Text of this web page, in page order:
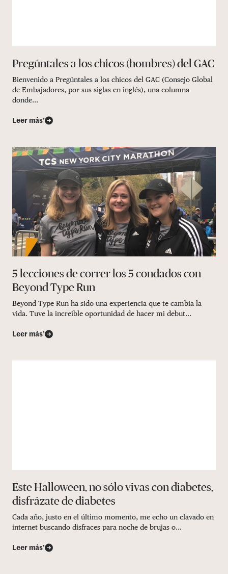
Pregúntales a los chicos (hombres) del GAC
Bienvenido a Pregúntales a los chicos del GAC (Consejo Global
de Embajadores, por sus siglas en inglés), una columna
donde...
Leer más’
5 lecciones de correr los 5 condados con
Beyond Type Run
Beyond Type Run ha sido una experiencia que te cambia la
vida. Tuve la increíble oportunidad de hacer mi debut...
Leer más’
Este Halloween, no sólo vivas con diabetes,
disfrázate de diabetes
Cada año, justo en el último momento, me echo un clavado en
internet buscando disfraces para noche de brujas o...
Leer más’